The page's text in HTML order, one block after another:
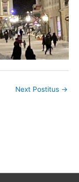
Next Postitus →